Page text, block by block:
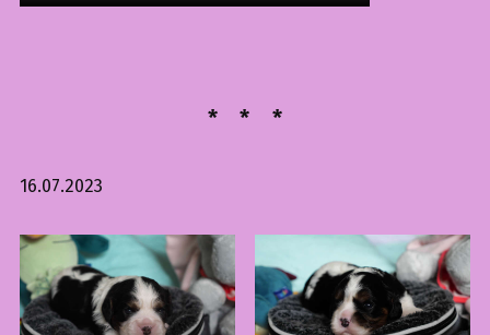
16.07.2023